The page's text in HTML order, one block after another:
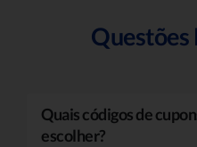
Questões
Quais códigos de
escolher?